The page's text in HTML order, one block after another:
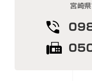
宮崎